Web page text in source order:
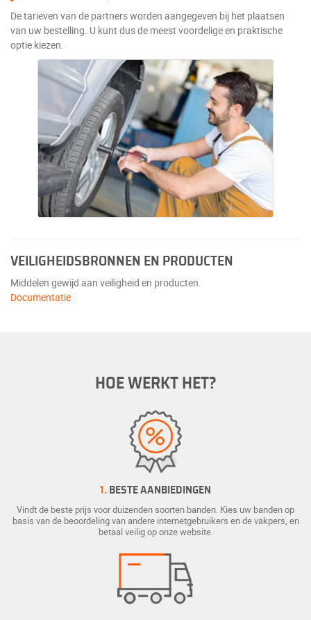
De tarieven van de partners worden aangegeven bij het plaatsen
van uw bestelling. U kunt dus de meest voordelige en praktische
optie kiezen.
VEILIGHEIDSBRONNEN EN PRODUCTEN
Middelen gewijd aan veiligheid en producten.
Documentatie
HOE WERKT HET?
1. BESTE AANBIEDINGEN
Vindt de beste prijs voor duizenden soorten banden. Kies uw banden op
basis van de beoordeling van andere internetgebruikers en de vakpers, en
betaal veilig op onze website.